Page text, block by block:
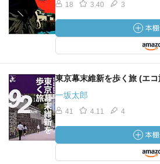
18 3.40 3
東京幕末維新を歩く旅 (エ
一坂太郎
41 4.11 4